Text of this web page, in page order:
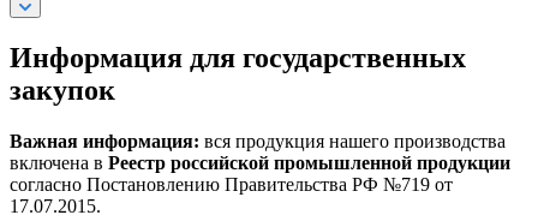
Информация для государственных
закупок
Важная информация: вся продукция нашего производства
включена в Реестр российской промышленной продукции
согласно Постановлению Правительства РФ №719 от
17.07.2015.